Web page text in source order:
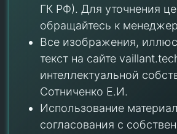
ГК РФ). Для уточнения
обращайтесь к
Все изображения,
текст на сайте
интеллектуальной
Сотниченко Е.И.
Использование
согласования с